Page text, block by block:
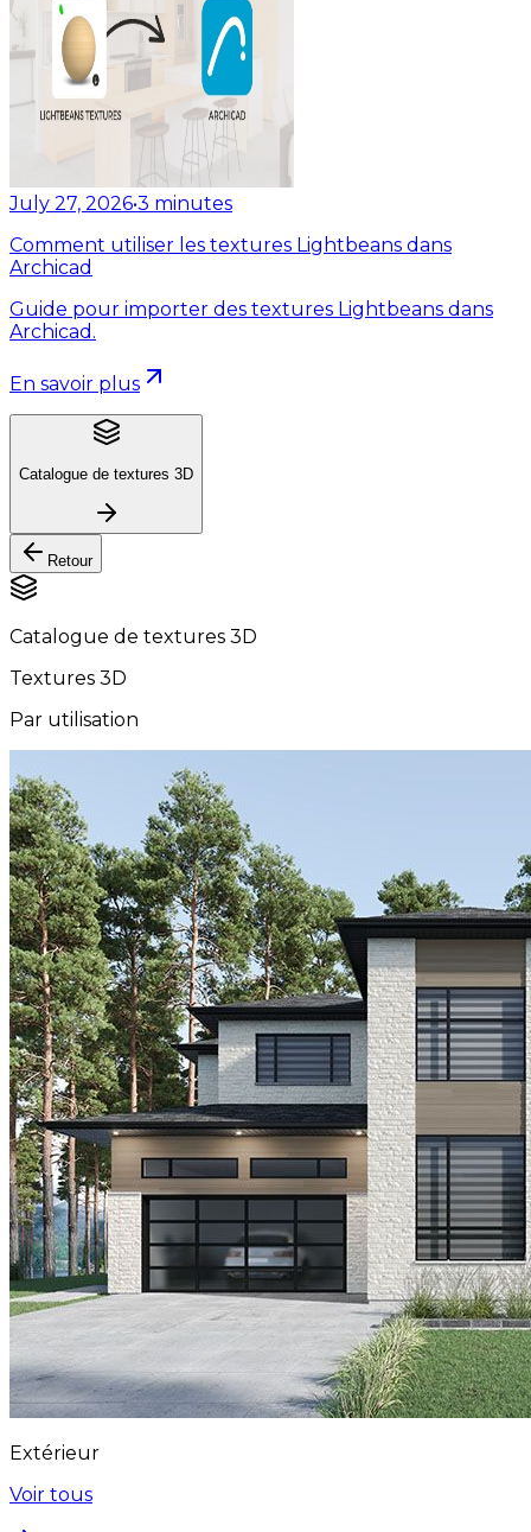
July 27, 2026•3 minutes
Comment utiliser les textures Lightbeans dans
Archicad
Guide pour importer des textures Lightbeans dans
Archicad.
En savoir plus
Catalogue de textures 3D
Retour
Catalogue de textures 3D
Textures 3D
Par utilisation
Extérieur
Voir tous